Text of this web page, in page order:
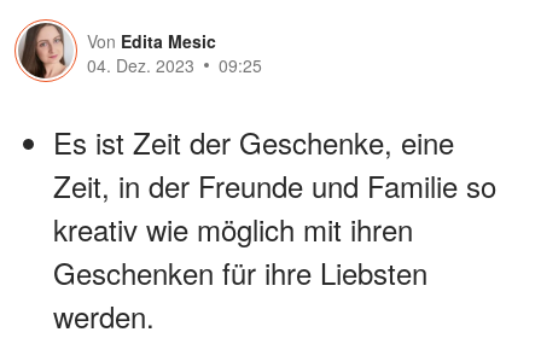
Von Edita Mesic
04. Dez. 2023
09:25
Es ist Zeit der Geschenke, eine
Zeit, in der Freunde und Familie so
kreativ wie möglich mit ihren
Geschenken für ihre Liebsten
werden.